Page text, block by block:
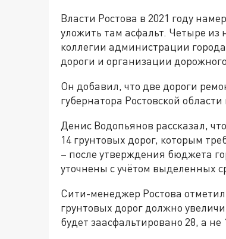
Власти Ростова в 2021 году
уложить там асфальт. Четыре
коллегии администрации
дороги и организации
Он добавил, что две дороги
губернатора Ростовской
Денис Водопьянов рассказал,
14 грунтовых дорог, которым
– после утверждения бюджета
уточнены с учётом выделенных
Сити-менеджер Ростова
грунтовых дорог должно
будет заасфальтировано 28, а не